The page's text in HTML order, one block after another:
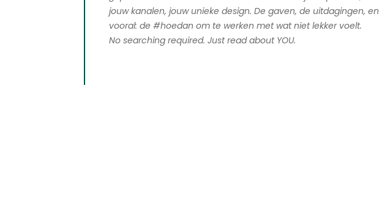
jouw kanalen, jouw unieke design. De gaven, de uitdagingen, en
vooral: de #hoedan om te werken met wat niet lekker voelt.
No searching required. Just read about YOU.